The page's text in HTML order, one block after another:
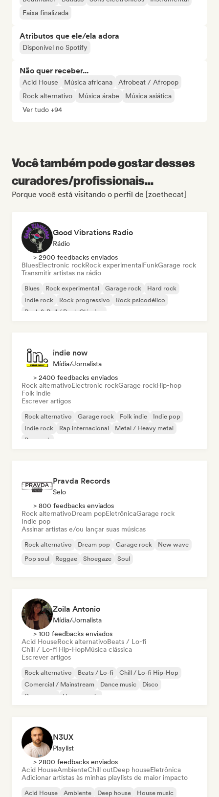
Faixa finalizada
Atributos que ele/ela adora
Disponível no Spotify
Não quer receber...
Acid House Música africana
Afrobeat / Afropop
Rock alternativo
Música árabe
Música asiática
Ver tudo +94
Você também pode gostar desses
curadores/profissionais...
Porque você está visitando o perfil de [zoethecat]
Good Vibrations Radio
Rádio
> 2900 feedbacks enviados
BluesElectronic rockRock experimentalFunkGarage rock
Transmitir artistas na rádio
Blues Rock experimental Garage rock
Hard rock
Indie rock
Rock progressivo
Rock psicodélico
Rock & Roll / Rock Clássico
indie now
Mídia/Jornalista
> 2400 feedbacks enviados
Rock alternativoElectronic rockGarage rockHip-hop
Folk indie
Escrever artigos
Rock alternativo Garage rock Folk indie
Indie pop
Indie rock
Rap internacional
Metal / Heavy metal
Pop rock
Pravda Records
Selo
> 800 feedbacks enviados
Rock alternativoDream popEletrônicaGarage rock
Indie pop
Assinar artistas e/ou lançar suas músicas
Rock alternativo Dream pop Garage rock
New wave
Pop soul
Reggae Shoegaze Soul
Zoila Antonio
Mídia/Jornalista
> 100 feedbacks enviados
Acid HouseRock alternativoBeats / Lo-fi
Chill / Lo-fi Hip-HopMúsica clássica
Escrever artigos
Rock alternativo Beats / Lo-fi
Chill / Lo-fi Hip-Hop
Comercial / Mainstream
Dance music
Disco
Dream pop
House music
N3UX
Playlist
> 2800 feedbacks enviados
Acid HouseAmbienteChill outDeep houseEletrônica
Adicionar artistas às minhas playlists de maior impacto
Acid House Ambiente Deep house
House music